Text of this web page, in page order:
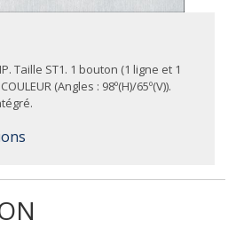
Taille ST1. 1 bouton (1 ligne et 1
(Angles : 98º(H)/65º(V)).